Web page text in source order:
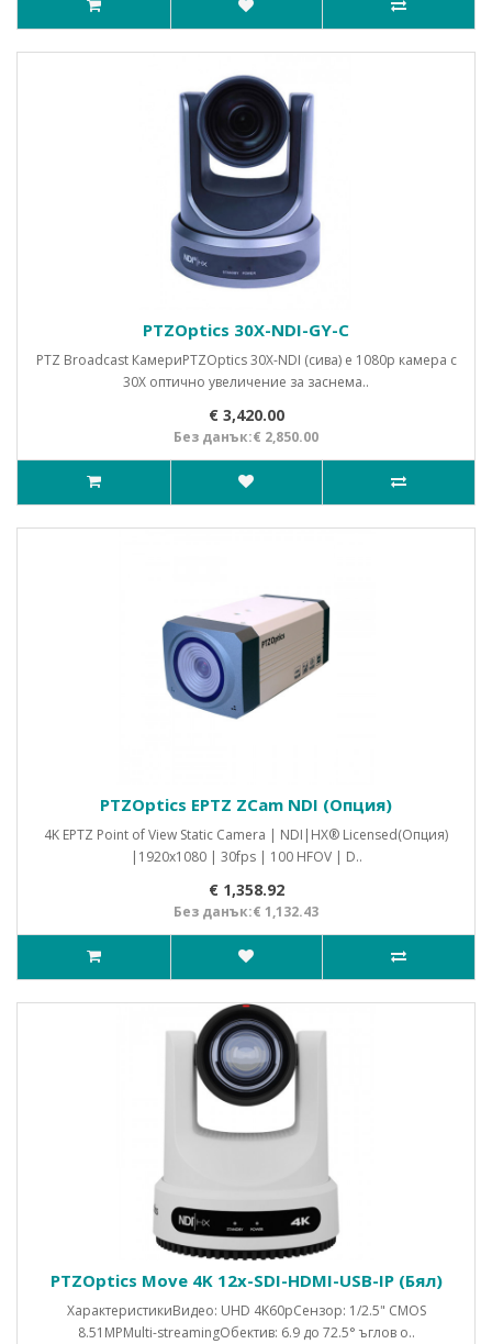
PTZOptics 30X-NDI-GY-C
PTZ Broadcast КамериPTZOptics 30X-NDI (сива) е 1080p камера с
30X оптично увеличение за заснема..
€ 3,420.00
Без данък:€ 2,850.00
PTZOptics EPTZ ZCam NDI (Опция)
4K EPTZ Point of View Static Camera | NDI|HX® Licensed(Опция)
|1920x1080 | 30fps | 100 HFOV | D..
€ 1,358.92
Без данък:€ 1,132.43
PTZOptics Move 4K 12x-SDI-HDMI-USB-IP (Бял)
ХарактеристикиВидео: UHD 4K60pСензор: 1/2.5" CMOS
8.51MPMulti-streamingОбектив: 6.9 до 72.5° ъглов о..